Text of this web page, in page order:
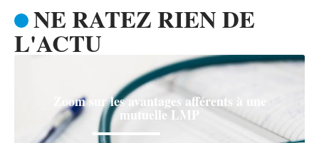
NE RATEZ RIEN DE
L'ACTU
Zoom sur les avantages afférents à une
mutuelle LMP